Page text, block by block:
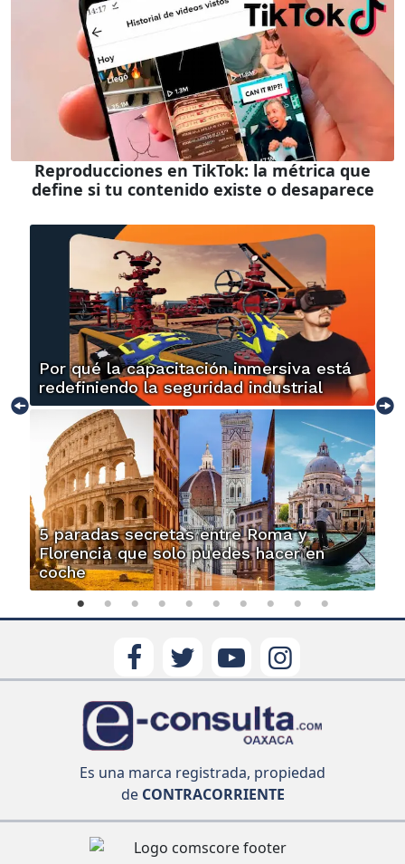
Reproducciones en TikTok: la métrica que
define si tu contenido existe o desaparece
Por qué la capacitación inmersiva está
redefiniendo la seguridad industrial
5 paradas secretas entre Roma y
Florencia que solo puedes hacer en
coche
Es una marca registrada, propiedad
deCONTRACORRIENTE